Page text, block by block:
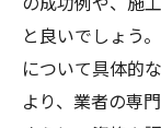
と良いでしょう
について具体的
より、業者の専